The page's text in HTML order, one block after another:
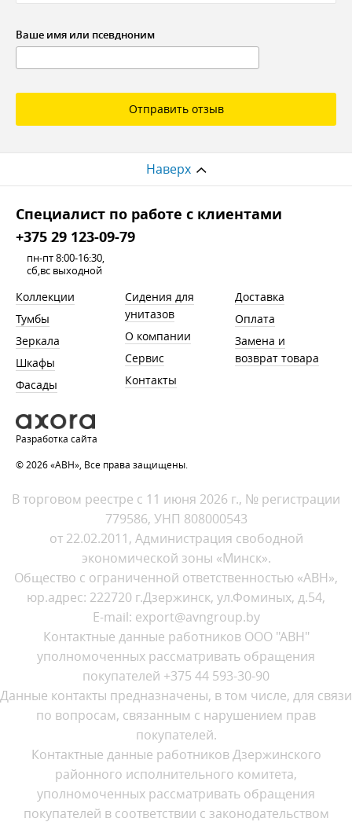
Ваше имя или псевдноним
Отправить отзыв
Наверх
Cпециалист по работе с клиентами
+375 29 123-09-79
пн-пт 8:00-16:30,
сб,вс выходной
Коллекции
Тумбы
Зеркала
Шкафы
Фасады
Сидения для
унитазов
О компании
Сервис
Контакты
Доставка
Оплата
Замена и
возврат товара
Разработка сайта
© 2026 «АВН», Все права защищены.
В торговом реестре с 11 июня 2026 г., № регистрации
779586, УНП 808000543
от 22.02.2011, Администрация свободной
экономической зоны «Минск».
Общество с ограниченной ответственностью «АВН»,
юр.адрес: 222720 г.Дзержинск, ул.Фоминых, д.54,
E-mail: export@avngroup.by
Контактные данные работников ООО "АВН"
уполномоченных рассматривать обращения
покупателей +375 44 593-30-90
Данные контакты предназначены, в том числе, для связи
по вопросам, связанным с нарушением прав
покупателей.
Контактные данные работников Дзержинского
районного исполнительного комитета,
уполномоченных рассматривать обращения
покупателей в соответствии с законодательством